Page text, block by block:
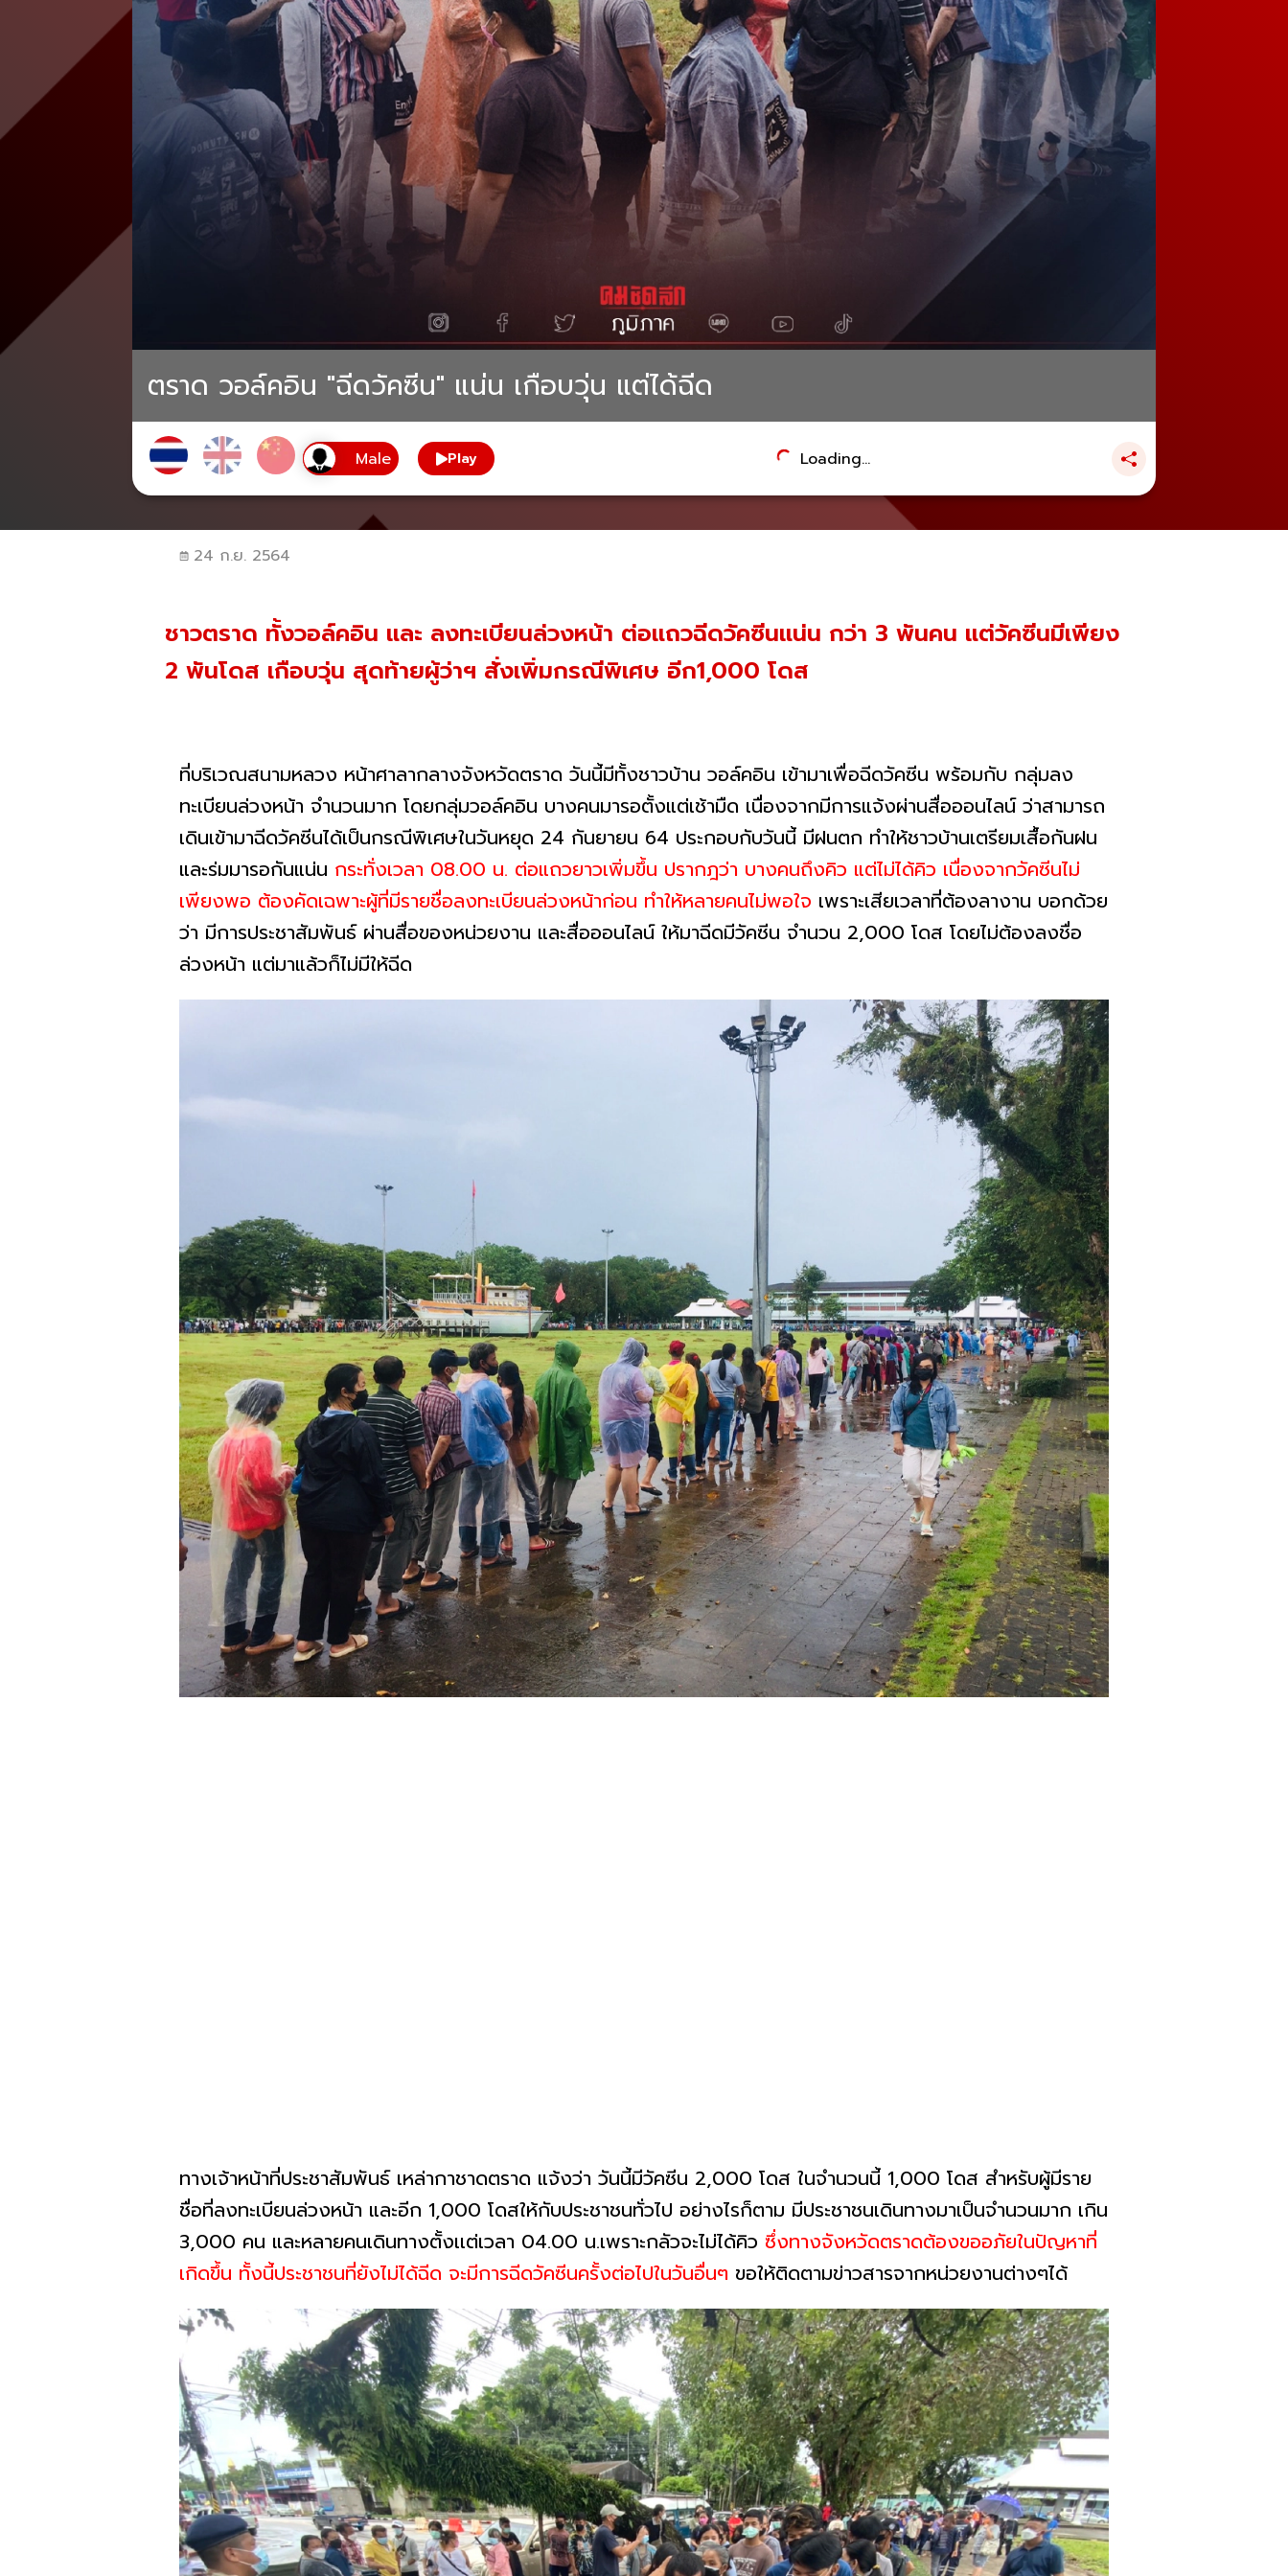
ตราด วอล์คอิน "ฉีดวัคซีน" แน่น เกือบวุ่น แต่ได้ฉีด
Play Loading...
24 ก.ย. 2564
ชาวตราด ทั้งวอล์คอิน และ ลงทะเบียนล่วงหน้า ต่อแถวฉีดวัคซีนแน่น กว่า 3 พันคน แต่วัคซีนมีเพียง
2 พันโดส เกือบวุ่น สุดท้ายผู้ว่าฯ สั่งเพิ่มกรณีพิเศษ อีก1,000 โดส
ที่บริเวณสนามหลวง หน้าศาลากลางจังหวัดตราด วันนี้มีทั้งชาวบ้าน วอล์คอิน เข้ามาเพื่อฉีดวัคซีน พร้อมกับ กลุ่มลง
ทะเบียนล่วงหน้า จำนวนมาก โดยกลุ่มวอล์คอิน บางคนมารอตั้งแต่เช้ามืด เนื่องจากมีการแจ้งผ่านสื่อออนไลน์ ว่าสามารถ
เดินเข้ามาฉีดวัคซีนได้เป็นกรณีพิเศษในวันหยุด 24 กันยายน 64 ประกอบกับวันนี้ มีฝนตก ทำให้ชาวบ้านเตรียมเสื้อกันฝน
และร่มมารอกันแน่น กระทั่งเวลา 08.00 น. ต่อแถวยาวเพิ่มขึ้น ปรากฎว่า บางคนถึงคิว แต่ไม่ได้คิว เนื่องจากวัคซีนไม่
เพียงพอ ต้องคัดเฉพาะผู้ที่มีรายชื่อลงทะเบียนล่วงหน้าก่อน ทำให้หลายคนไม่พอใจ เพราะเสียเวลาที่ต้องลางาน บอกด้วย
ว่า มีการประชาสัมพันธ์ ผ่านสื่อของหน่วยงาน และสื่อออนไลน์ ให้มาฉีดมีวัคซีน จำนวน 2,000 โดส โดยไม่ต้องลงชื่อ
ล่วงหน้า แต่มาแล้วก็ไม่มีให้ฉีด
ทางเจ้าหน้าที่ประชาสัมพันธ์ เหล่ากาชาดตราด แจ้งว่า วันนี้มีวัคซีน 2,000 โดส ในจำนวนนี้ 1,000 โดส สำหรับผู้มีราย
ชื่อที่ลงทะเบียนล่วงหน้า และอีก 1,000 โดสให้กับประชาชนทั่วไป อย่างไรก็ตาม มีประชาชนเดินทางมาเป็นจำนวนมาก เกิน
3,000 คน และหลายคนเดินทางตั้งเเต่เวลา 04.00 น.เพราะกลัวจะไม่ได้คิว ซึ่งทางจังหวัดตราดต้องขออภัยในปัญหาที่
เกิดขึ้น ทั้งนี้ประชาชนที่ยังไม่ได้ฉีด จะมีการฉีดวัคซีนครั้งต่อไปในวันอื่นๆ ขอให้ติดตามข่าวสารจากหน่วยงานต่างๆได้